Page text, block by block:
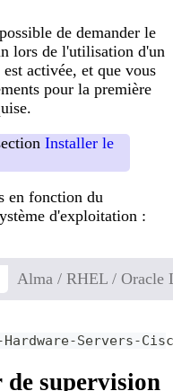
de demander le
lors de l'utilisation d'un
activée, et que vous
pour la première
Installer le
en fonction du
d'exploitation :
Alma / RHEL / Oracle
Servers-
supervision